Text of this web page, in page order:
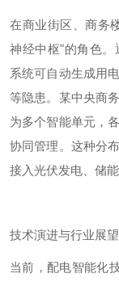
在商业街区、商务
神经中枢"的角色。
系统可自动生成用
等隐患。某中央商
为多个智能单元，
协同管理。这种分
接入光伏发电、储
技术演进与行业展望
当前，配电智能化